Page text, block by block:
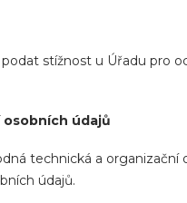
stížnost u Úřadu pro
údajů
technická a organizační
údajů.